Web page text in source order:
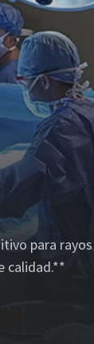
para
calidad.**